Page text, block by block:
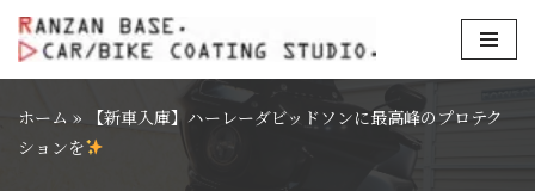
コ
テ
ン
ホーム »
【新車入庫】ハーレーダビッドソンに最高峰のプロテク
ションを